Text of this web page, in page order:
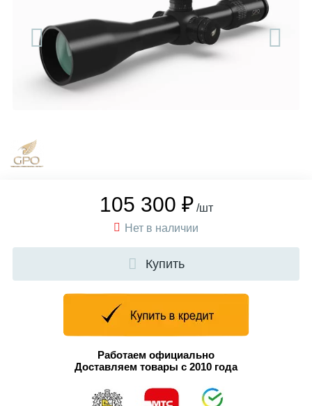
105 300 ₽ /шт
Нет в наличии
Купить
Работаем официально
Доставляем товары с 2010 года